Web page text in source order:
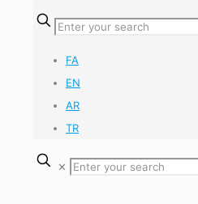
FA
EN
AR
TR
✕